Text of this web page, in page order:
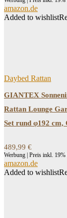
267,99 €
amazon.de
Added to wishlist
Daybed Rattan
GIANTEX
Rattan Lounge
Set rund φ192
489,99 €
Werbung | Preis inkl.
amazon.de
Added to wishlist